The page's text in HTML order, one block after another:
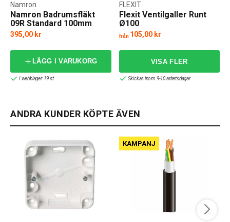
Namron Badrumsfläkt
09R Standard 100mm
Namron
395,00 kr
LÄGG I VARUKORG
I webblager: 19 st
Flexit Ventilgaller Runt
Ø100
FLEXIT
från 105,00 kr
Skickas inom 9-10 arbetsdagar
ANDRA KUNDER KÖPTE ÄVEN
KAMPANJ